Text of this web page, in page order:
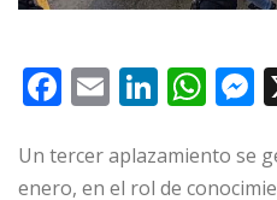
F
c
E
ai
Li
k
W
at
Un tercer aplazamiento se
enero, en el rol de